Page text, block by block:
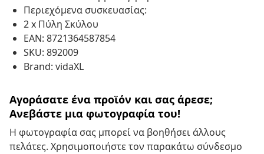
Περιεχόμενα συσκευασίας:
2 x Πύλη Σκύλου
EAN: 8721364587854
SKU: 892009
Brand: vidaXL
Αγοράσατε ένα προϊόν και σας άρεσε;
Ανεβάστε μια φωτογραφία του!
Η φωτογραφία σας μπορεί να βοηθήσει άλλους
πελάτες. Χρησιμοποιήστε τον παρακάτω σύνδεσμο